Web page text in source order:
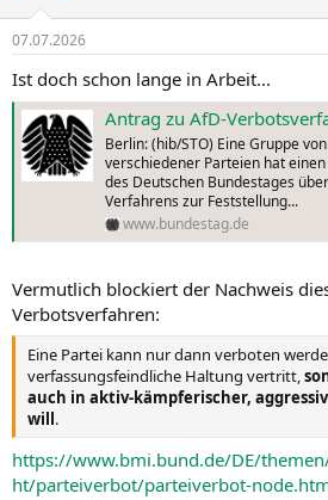
e
:
07.07.2026
Ist doch schon lange in Arbeit...
Antrag zu AfD-
Berlin: (hib/STO) Eine Gruppe
verschiedener Parteien hat
des Deutschen Bundestages
Verfahrens zur Feststellung...
www.bundestag.de
Vermutlich blockiert der Nachweis
Verbotsverfahren:
Eine Partei kann nur dann verboten
verfassungsfeindliche Haltung vertritt,
auch in aktiv-kämpferischer,
will.
https://www.bmi.bund.de/DE/
ht/parteiverbot/parteiverbot-